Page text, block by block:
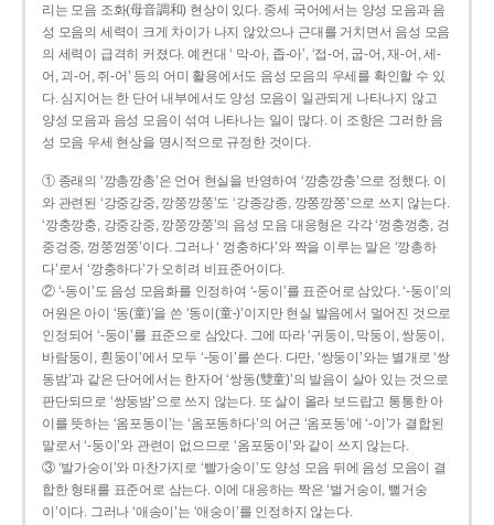
리는 모음 조화(母音調和) 현상이 있다. 중세 국어에서는 양성 모음과 음
성 모음의 세력이 크게 차이가 나지 않았으나 근대를 거치면서 음성 모음
의 세력이 급격히 커졌다. 예컨대 ‘ 막-아, 좁-아’, ‘접-어, 굽-어, 재-어, 세-
어, 괴-어, 쥐-어’ 등의 어미 활용에서도 음성 모음의 우세를 확인할 수 있
다. 심지어는 한 단어 내부에서도 양성 모음이 일관되게 나타나지 않고
양성 모음과 음성 모음이 섞여 나타나는 일이 많다. 이 조항은 그러한 음
성 모음 우세 현상을 명시적으로 규정한 것이다.
① 종래의 ‘깡총깡총’은 언어 현실을 반영하여 ‘깡충깡충’으로 정했다. 이
와 관련된 ‘강중강중, 깡쭝깡쭝’도 ‘강종강종, 깡쫑깡쫑’으로 쓰지 않는다.
‘깡충깡충, 강중강중, 깡쭝깡쭝’의 음성 모음 대응형은 각각 ‘껑충껑충, 겅
중겅중, 껑쭝껑쭝’이다. 그러나 ‘ 껑충하다’와 짝을 이루는 말은 ‘깡총하
다’로서 ‘깡충하다’가 오히려 비표준어이다.
② ‘-동이’도 음성 모음화를 인정하여 ‘-둥이’를 표준어로 삼았다. ‘-둥이’의
어원은 아이 ‘동(童)’을 쓴 ‘동이(童-)’이지만 현실 발음에서 멀어진 것으로
인정되어 ‘-둥이’를 표준으로 삼았다. 그에 따라 ‘귀둥이, 막둥이, 쌍둥이,
바람둥이, 흰둥이’에서 모두 ‘-둥이’를 쓴다. 다만, ‘쌍둥이’와는 별개로 ‘쌍
동밤’과 같은 단어에서는 한자어 ‘쌍동(雙童)’의 발음이 살아 있는 것으로
판단되므로 ‘쌍둥밤’으로 쓰지 않는다. 또 살이 올라 보드랍고 통통한 아
이를 뜻하는 ‘옴포동이’는 ‘옴포동하다’의 어근 ‘옴포동’에 ‘-이’가 결합된
말로서 ‘-둥이’와 관련이 없으므로 ‘옴포둥이’와 같이 쓰지 않는다.
③ ‘발가숭이’와 마찬가지로 ‘빨가숭이’도 양성 모음 뒤에 음성 모음이 결
합한 형태를 표준어로 삼는다. 이에 대응하는 짝은 ‘벌거숭이, 뻘거숭
이’이다. 그러나 ‘애송이’는 ‘애숭이’를 인정하지 않는다.